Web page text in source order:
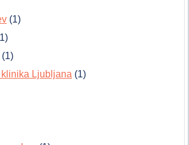
(1)
(1)
Ljubljana (1)